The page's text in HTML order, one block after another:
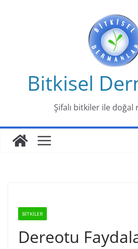
Bitkisel
Şifalı bitkiler ile doğal
BİTKİLER
Dereotu